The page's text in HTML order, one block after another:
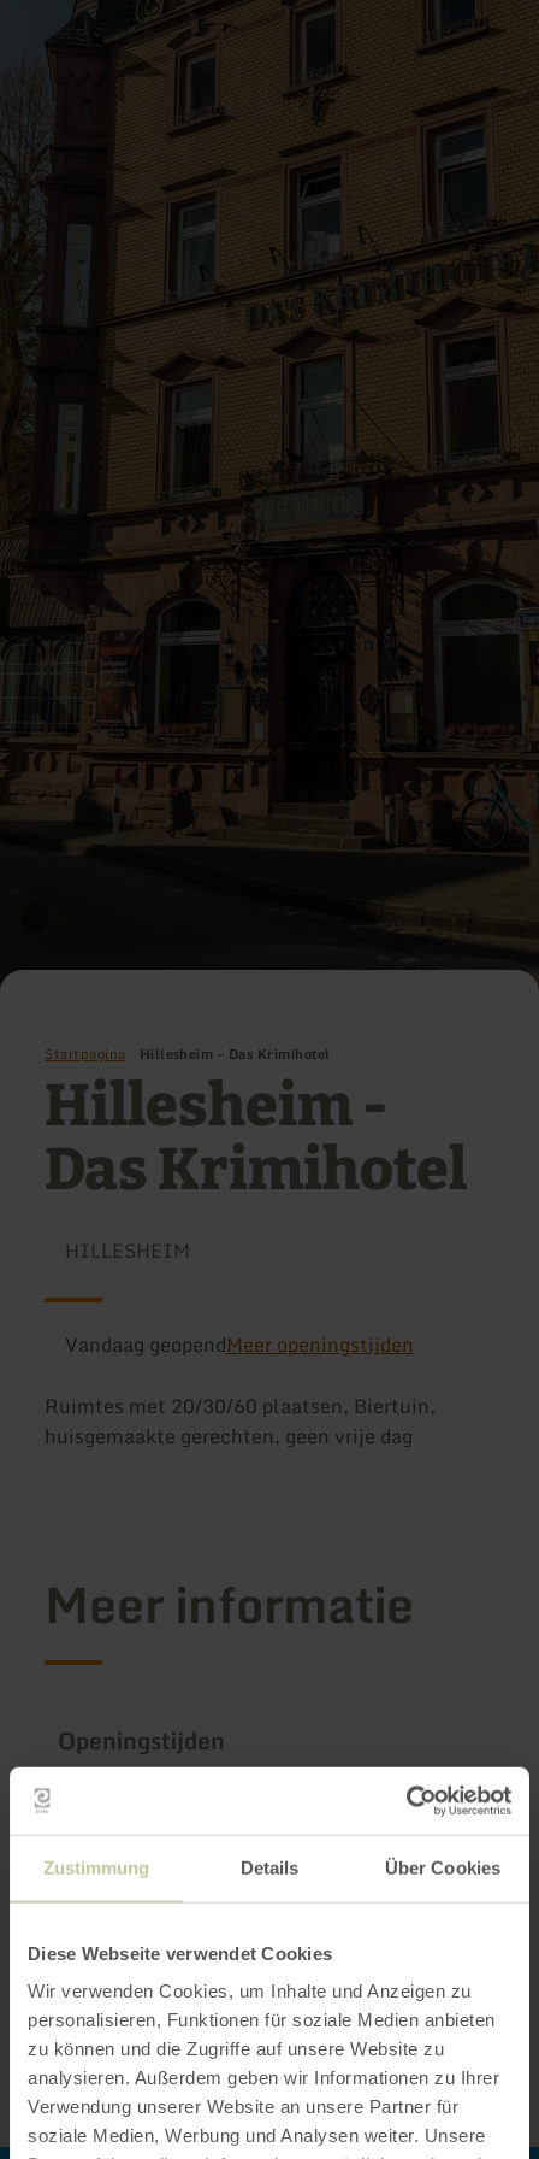
Zustimmung Details Über Cookies
Diese Webseite verwendet Cookies
Wir verwenden Cookies, um Inhalte und Anzeigen zu
personalisieren, Funktionen für soziale Medien anbieten
zu können und die Zugriffe auf unsere Website zu
analysieren. Außerdem geben wir Informationen zu Ihrer
Verwendung unserer Website an unsere Partner für
soziale Medien, Werbung und Analysen weiter. Unsere
Startpagina Hillesheim - Das Krimihotel
Hillesheim -
Das Krimihotel
HILLESHEIM
Vandaag geopendMeer openingstijden
Ruimtes met 20/30/60 plaatsen, Biertuin,
huisgemaakte gerechten, geen vrije dag
Meer informatie
Openingstijden
Categorieën
Impressies